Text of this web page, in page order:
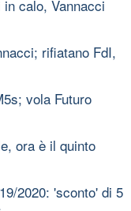
calo, Vannacci
rifiatano FdI,
vola Futuro
ora è il quinto
2020: 'sconto' di 5